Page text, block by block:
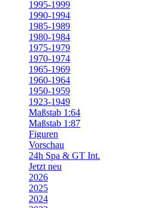
1995-1999
1990-1994
1985-1989
1980-1984
1975-1979
1970-1974
1965-1969
1960-1964
1950-1959
1923-1949
Maßstab 1:64
Maßstab 1:87
Figuren
Vorschau
24h Spa & GT Int.
Jetzt neu
2026
2025
2024